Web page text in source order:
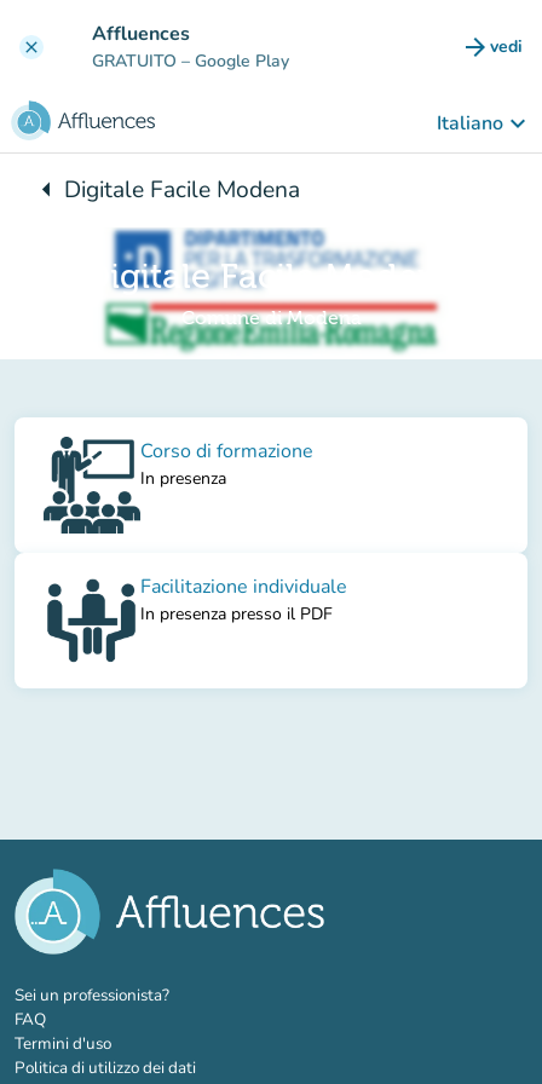
clear Affluences
GRATUITO – Google Play arrow_forward vedi
Italiano keyboard_arrow_down
arrow_leftTorna a:
Digitale Facile Modena
Digitale Facile Modena
Comune di Modena
Corso di formazione
In presenza
Facilitazione individuale
In presenza presso il PDF
Sei un professionista?(nuova scheda)
FAQ
Termini d'uso
Politica di utilizzo dei dati